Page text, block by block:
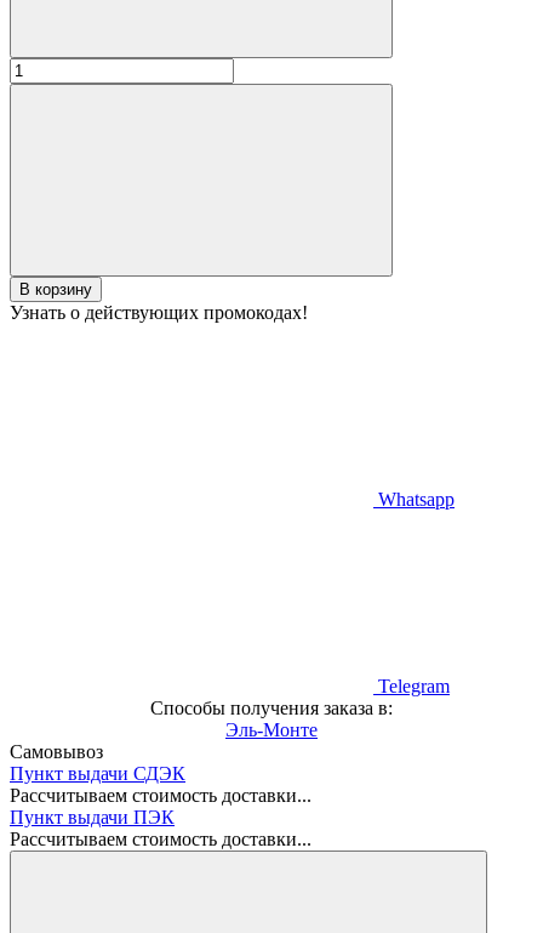
В корзину
Узнать о действующих промокодах!
Whatsapp
Telegram
Способы получения заказа в:
Эль-Монте
Самовывоз
Пункт выдачи СДЭК
Рассчитываем стоимость доставки...
Пункт выдачи ПЭК
Рассчитываем стоимость доставки...